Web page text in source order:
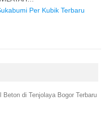
Per Kubik Terbaru
Beton di Tenjolaya Bogor Terbaru